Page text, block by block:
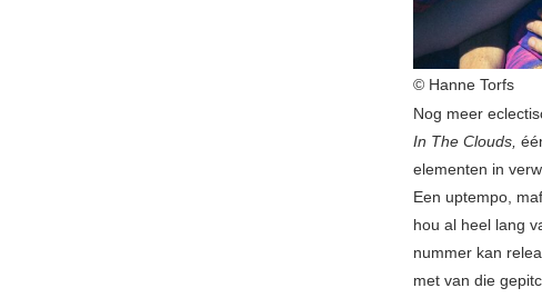
© Hanne Torfs
Nog meer
In The Clouds,
elementen in
Een uptempo,
hou al heel lang
nummer kan
met van die